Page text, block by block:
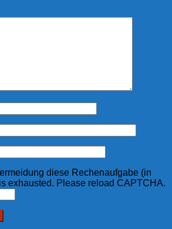
diese Rechenaufgabe (in
exhausted. Please reload CAPTCHA.